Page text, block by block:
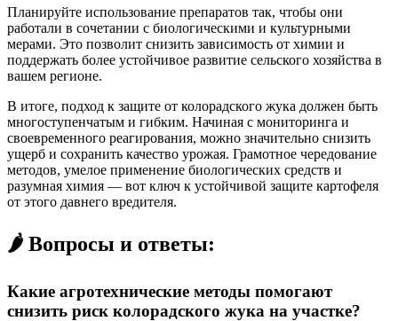
Планируйте использование препаратов так, чтобы они
работали в сочетании с биологическими и культурными
мерами. Это позволит снизить зависимость от химии и
поддержать более устойчивое развитие сельского хозяйства в
вашем регионе.
В итоге, подход к защите от колорадского жука должен быть
многоступенчатым и гибким. Начиная с мониторинга и
своевременного реагирования, можно значительно снизить
ущерб и сохранить качество урожая. Грамотное чередование
методов, умелое применение биологических средств и
разумная химия — вот ключ к устойчивой защите картофеля
от этого давнего вредителя.
🌶️ Вопросы и ответы:
Какие агротехнические методы помогают
снизить риск колорадского жука на участке?